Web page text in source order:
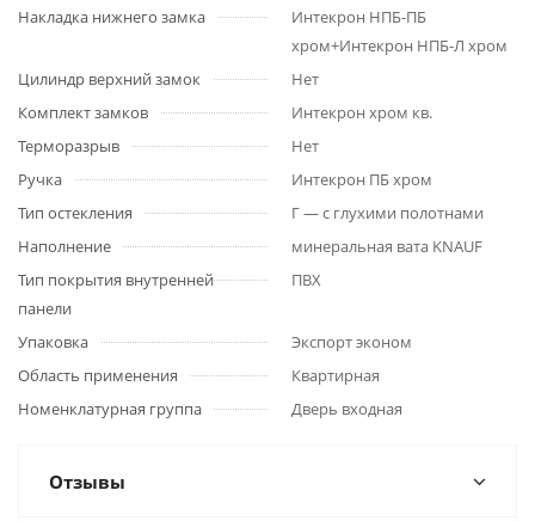
Накладка нижнего замка
Интекрон НПБ-ПБ
хром+Интекрон НПБ-Л хром
Цилиндр верхний замок
Нет
Комплект замков
Интекрон хром кв.
Терморазрыв
Нет
Ручка
Интекрон ПБ хром
Тип остекления
Г — с глухими полотнами
Наполнение
минеральная вата KNAUF
Тип покрытия внутренней
панели
ПВХ
Упаковка
Экспорт эконом
Область применения
Квартирная
Номенклатурная группа
Дверь входная
Отзывы